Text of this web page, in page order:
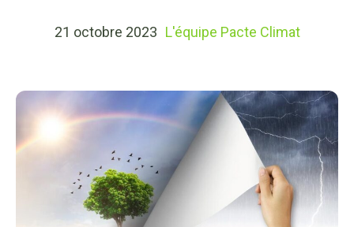
21 octobre 2023 L'équipe Pacte Climat